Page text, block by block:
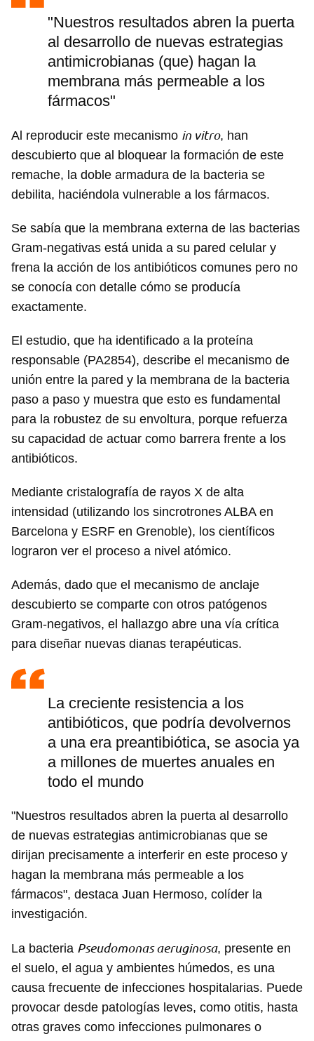
"Nuestros resultados abren la puerta
al desarrollo de nuevas estrategias
antimicrobianas (que) hagan la
membrana más permeable a los
fármacos"
Al reproducir este mecanismo in vitro, han
descubierto que al bloquear la formación de este
remache, la doble armadura de la bacteria se
debilita, haciéndola vulnerable a los fármacos.
Se sabía que la membrana externa de las bacterias
Gram-negativas está unida a su pared celular y
frena la acción de los antibióticos comunes pero no
se conocía con detalle cómo se producía
exactamente.
El estudio, que ha identificado a la proteína
responsable (PA2854), describe el mecanismo de
unión entre la pared y la membrana de la bacteria
paso a paso y muestra que esto es fundamental
para la robustez de su envoltura, porque refuerza
su capacidad de actuar como barrera frente a los
antibióticos.
Mediante cristalografía de rayos X de alta
intensidad (utilizando los sincrotrones ALBA en
Barcelona y ESRF en Grenoble), los científicos
lograron ver el proceso a nivel atómico.
Además, dado que el mecanismo de anclaje
descubierto se comparte con otros patógenos
Gram-negativos, el hallazgo abre una vía crítica
para diseñar nuevas dianas terapéuticas.
La creciente resistencia a los
antibióticos, que podría devolvernos
a una era preantibiótica, se asocia ya
a millones de muertes anuales en
todo el mundo
"Nuestros resultados abren la puerta al desarrollo
de nuevas estrategias antimicrobianas que se
dirijan precisamente a interferir en este proceso y
hagan la membrana más permeable a los
fármacos", destaca Juan Hermoso, colíder la
investigación.
La bacteria Pseudomonas aeruginosa, presente en
el suelo, el agua y ambientes húmedos, es una
causa frecuente de infecciones hospitalarias. Puede
provocar desde patologías leves, como otitis, hasta
otras graves como infecciones pulmonares o